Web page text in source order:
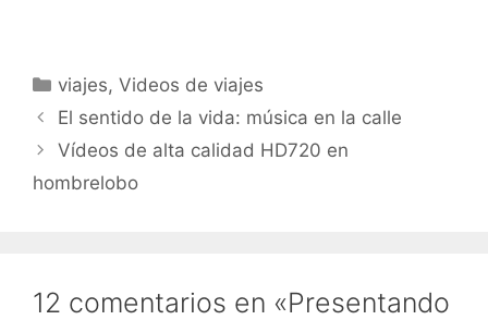
Categorías
viajes,Videos de viajes
El sentido de la vida: música en la calle
Vídeos de alta calidad HD720 en
hombrelobo
12 comentarios en «Presentando